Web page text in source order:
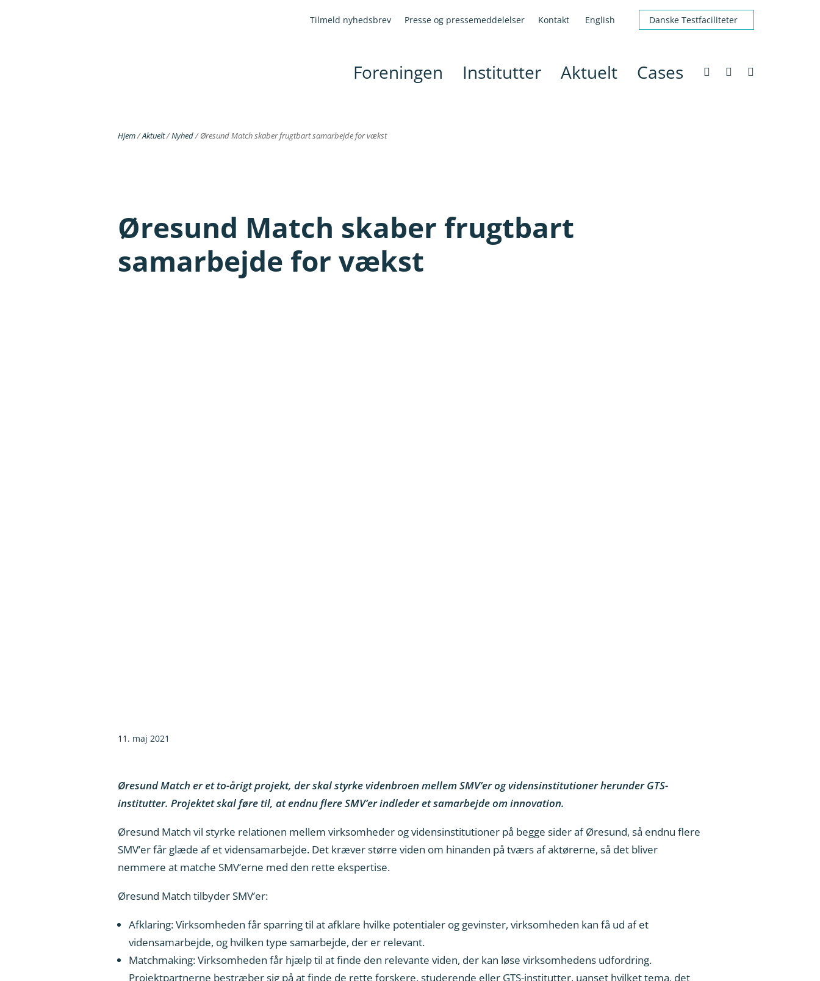
Tilmeld nyhedsbrev Presse og pressemeddelelser Kontakt English Danske Testfaciliteter
Foreningen Institutter Aktuelt Cases
Hjem/Aktuelt/Nyhed/Øresund Match skaber frugtbart samarbejde for vækst
Øresund Match skaber frugtbart
samarbejde for vækst
11. maj 2021
Øresund Match er et to-årigt projekt, der skal styrke videnbroen mellem SMV’er og vidensinstitutioner herunder GTS-
institutter. Projektet skal føre til, at endnu flere SMV’er indleder et samarbejde om innovation.
Øresund Match vil styrke relationen mellem virksomheder og vidensinstitutioner på begge sider af Øresund, så endnu flere
SMV’er får glæde af et vidensamarbejde. Det kræver større viden om hinanden på tværs af aktørerne, så det bliver
nemmere at matche SMV’erne med den rette ekspertise.
Øresund Match tilbyder SMV’er:
Afklaring: Virksomheden får sparring til at afklare hvilke potentialer og gevinster, virksomheden kan få ud af et
vidensamarbejde, og hvilken type samarbejde, der er relevant.
Matchmaking: Virksomheden får hjælp til at finde den relevante viden, der kan løse virksomhedens udfordring.
Projektpartnerne bestræber sig på at finde de rette forskere, studerende eller GTS-institutter, uanset hvilket tema, det